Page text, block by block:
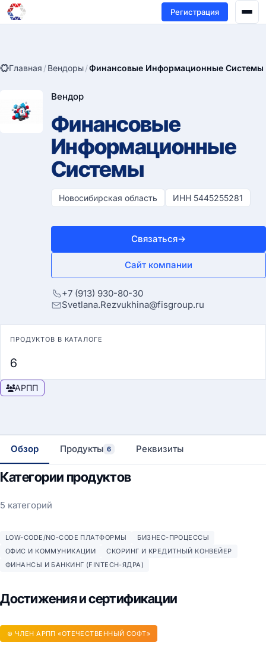
Регистрация
Главная /Вендоры/Финансовые Информационные Системы
Вендор
Финансовые
Информационные
Системы
Новосибирская область ИНН 5445255281
Связаться→
Сайт компании
+7 (913) 930-80-30
Svetlana.Rezvukhina@fisgroup.ru
ПРОДУКТОВ В КАТАЛОГЕ
6
АРПП
Обзор Продукты 6 Реквизиты
Категории продуктов
5 категорий
LOW-CODE/NO-CODE ПЛАТФОРМЫ
БИЗНЕС-ПРОЦЕССЫ
ОФИС И КОММУНИКАЦИИ
СКОРИНГ И КРЕДИТНЫЙ КОНВЕЙЕР
ФИНАНСЫ И БАНКИНГ (FINTECH-ЯДРА)
Достижения и сертификации
⊛ ЧЛЕН АРПП «ОТЕЧЕСТВЕННЫЙ СОФТ»